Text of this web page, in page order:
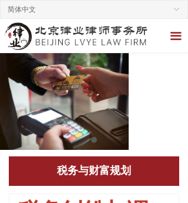
끀
ꀅ
简体中文
税务与财富规划